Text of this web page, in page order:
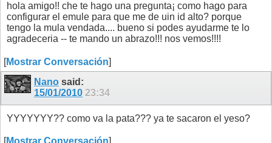
hola amigo!! che te hago una pregunta¡ como hago para
configurar el emule para que me de uin id alto? porque
tengo la mula vendada.... bueno si podes ayudarme te lo
agradeceria -- te mando un abrazo!!! nos vemos!!!!
[Mostrar Conversación]
Nano said:
15/01/2010 23:34
YYYYYYY?? como va la pata??? ya te sacaron el yeso?
[Mostrar Conversación]